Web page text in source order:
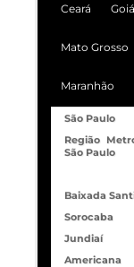
Ceará
Mato Grosso
Maranhão
São Paulo
Região
São Paulo
Baixada
Sorocaba
Jundiaí
Americana